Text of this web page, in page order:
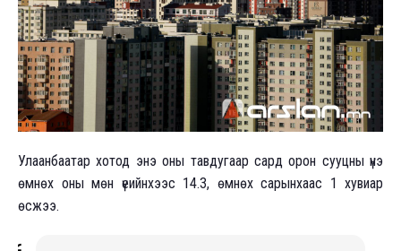
Улаанбаатар хотод энэ оны тавдугаар сард орон сууцны үнэ
өмнөх оны мөн үеийнхээс 14.3, өмнөх сарынхаас 1 хувиар
өсжээ.